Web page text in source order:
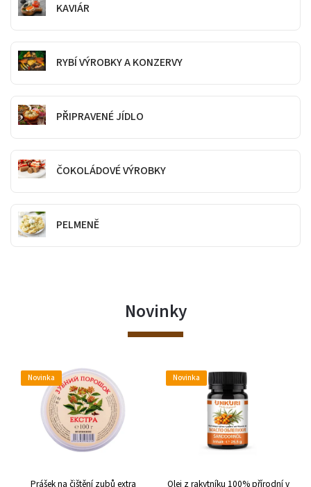
KAVIÁR
RYBÍ VÝROBKY A KONZERVY
PŘIPRAVENÉ JÍDLO
ČOKOLÁDOVÉ VÝROBKY
PELMENĚ
Novinky
Novinka
Prášek na čištění zubů extra
Novinka
Olej z rakytníku 100% přírodní v